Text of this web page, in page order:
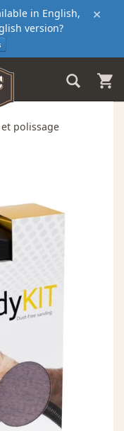
×
in English,
version?
polissage